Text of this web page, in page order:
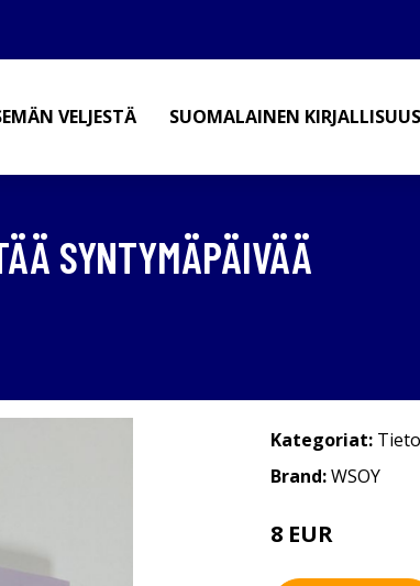
VELJESTÄ SUOMALAINEN KIRJALLISUUS
SYNTYMÄPÄIVÄÄ
Kategoriat:
Brand:WSOY
8 EUR